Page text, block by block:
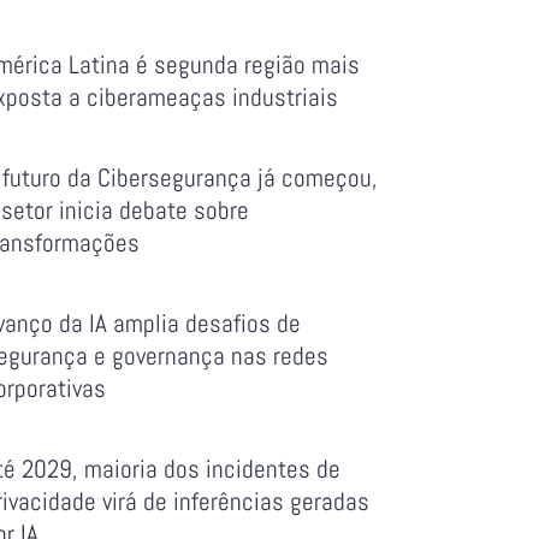
Latina é segunda região mais
a ciberameaças industriais
futuro da Cibersegurança já começou,
inicia debate sobre
da IA amplia desafios de
e governança nas redes
2029, maioria dos incidentes de
virá de inferências geradas